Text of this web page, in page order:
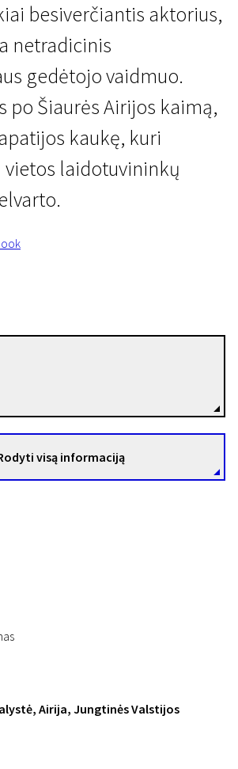
besiverčiantis aktorius,
netradicinis
gedėtojo vaidmuo.
po Šiaurės Airijos kaimą,
kaukę, kuri
laidotuvininkų
visą informaciją
Airija, Jungtinės Valstijos